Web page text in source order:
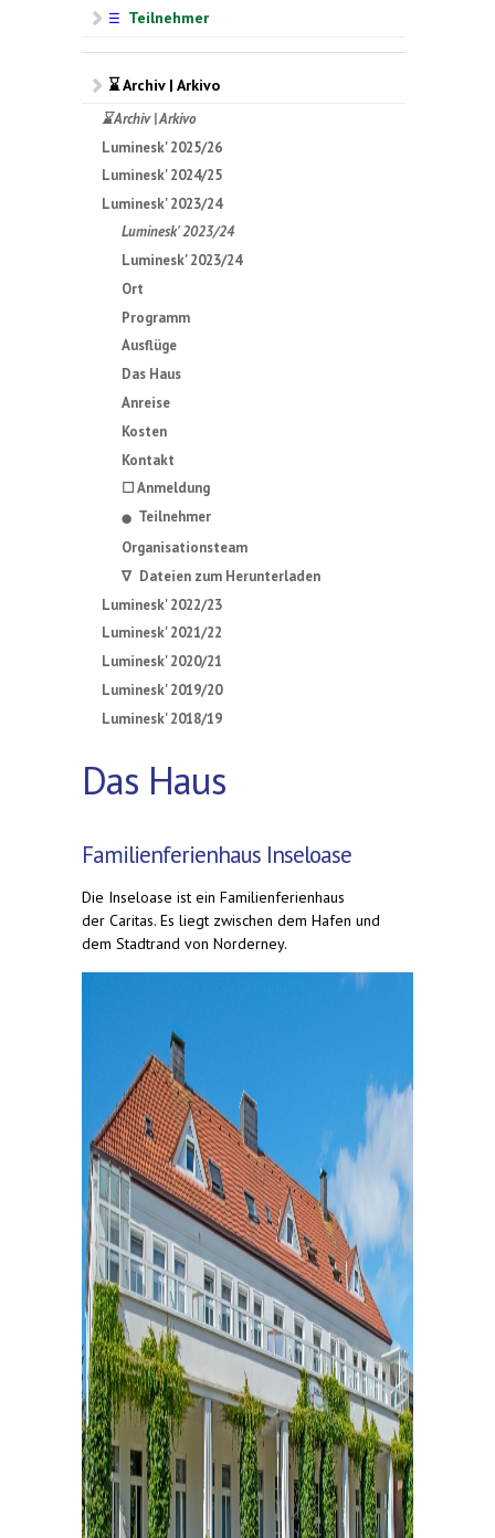
☰ Teilnehmer
⌛ Archiv | Arkivo
⌛ Archiv | Arkivo
Luminesk' 2025/26
Luminesk' 2024/25
Luminesk' 2023/24
Luminesk' 2023/24
Luminesk' 2023/24
Ort
Programm
Ausflüge
Das Haus
Anreise
Kosten
Kontakt
☐ Anmeldung
⬤
Teilnehmer
Organisationsteam
∇ Dateien zum Herunterladen
Luminesk' 2022/23
Luminesk' 2021/22
Luminesk' 2020/21
Luminesk' 2019/20
Luminesk' 2018/19
Das Haus
Familienferienhaus Inseloase
Die Inseloase ist ein Familienferienhaus
der Caritas. Es liegt zwischen dem Hafen und
dem Stadtrand von Norderney.